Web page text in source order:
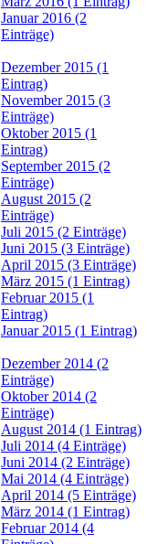
Januar 2016 (2
Einträge)
Dezember 2015 (1
Eintrag)
November 2015 (3
Einträge)
Oktober 2015 (1
Eintrag)
September 2015 (2
Einträge)
August 2015 (2
Einträge)
Juli 2015 (2 Einträge)
Juni 2015 (3 Einträge)
April 2015 (3 Einträge)
März 2015 (1 Eintrag)
Februar 2015 (1
Eintrag)
Januar 2015 (1 Eintrag)
Dezember 2014 (2
Einträge)
Oktober 2014 (2
Einträge)
August 2014 (1 Eintrag)
Juli 2014 (4 Einträge)
Juni 2014 (2 Einträge)
Mai 2014 (4 Einträge)
April 2014 (5 Einträge)
März 2014 (1 Eintrag)
Februar 2014 (4